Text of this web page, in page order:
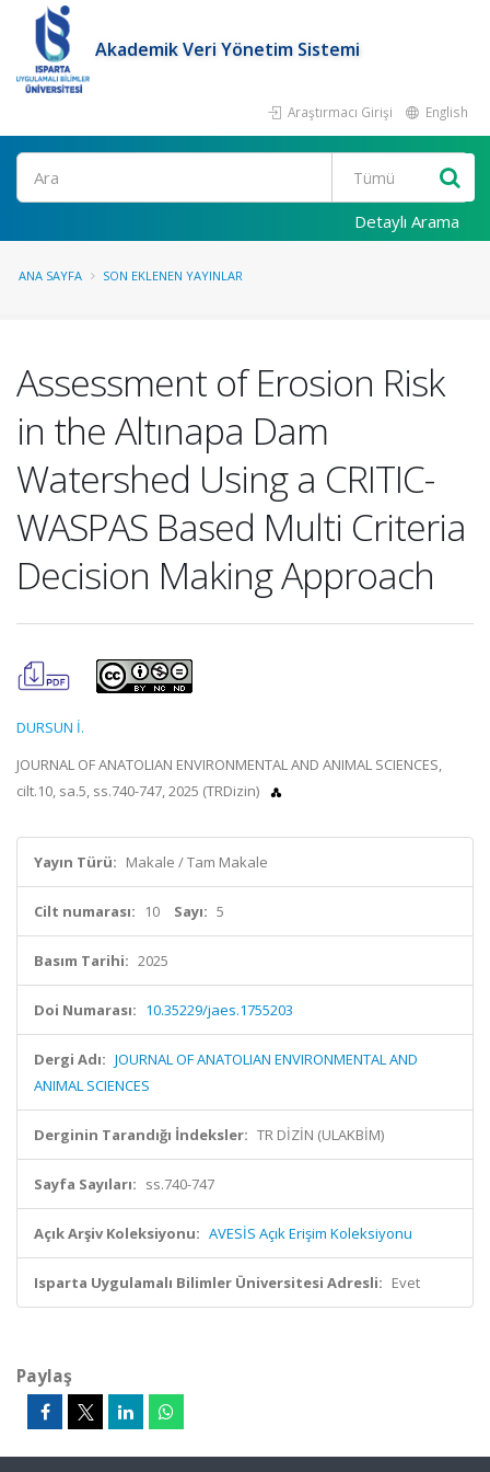
Akademik Veri Yönetim Sistemi
Araştırmacı Girişi English
Ara
Detaylı Arama
ANA SAYFA SON EKLENEN YAYINLAR
Assessment of Erosion Risk
in the Altınapa Dam
Watershed Using a CRITIC-
WASPAS Based Multi Criteria
Decision Making Approach
DURSUN İ.
JOURNAL OF ANATOLIAN ENVIRONMENTAL AND ANIMAL SCIENCES,
cilt.10, sa.5, ss.740-747, 2025 (TRDizin)
Yayın Türü: Makale / Tam Makale
Cilt numarası: 10 Sayı: 5
Basım Tarihi: 2025
Doi Numarası: 10.35229/jaes.1755203
Dergi Adı: JOURNAL OF ANATOLIAN ENVIRONMENTAL AND
ANIMAL SCIENCES
Derginin Tarandığı İndeksler: TR DİZİN (ULAKBİM)
Sayfa Sayıları: ss.740-747
Açık Arşiv Koleksiyonu: AVESİS Açık Erişim Koleksiyonu
Isparta Uygulamalı Bilimler Üniversitesi Adresli: Evet
Paylaş